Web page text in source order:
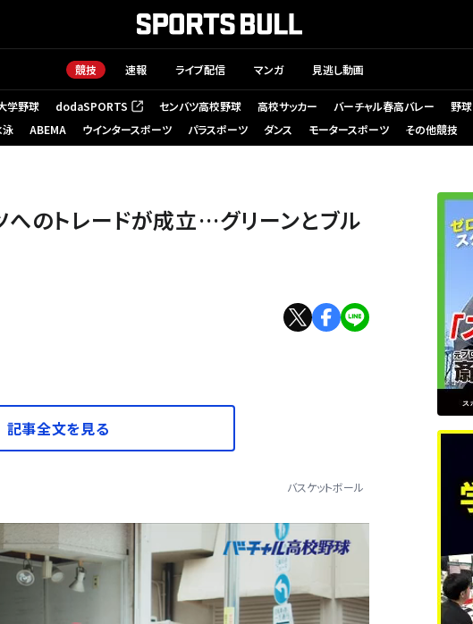
競技 速報 ライブ配信 マンガ 見逃し動画
学野球 dodaSPORTS
（新しいタブで開く） センバツ高校野球 高校サッカー バーチャル春高バレー 野球
泳 ABEMA ウインタースポーツ パラスポーツ ダンス モータースポーツ その他競技
へのトレードが成立…グリーンとブル
記事全文を見る
バスケットボール